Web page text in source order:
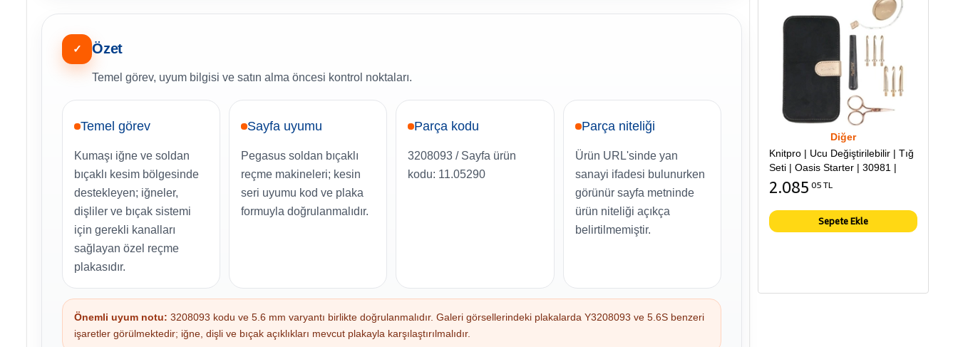
✓ Özet
Temel görev, uyum bilgisi ve satın alma öncesi kontrol noktaları.
Temel görev
Kumaşı iğne ve soldan
bıçaklı kesim bölgesinde
destekleyen; iğneler,
dişliler ve bıçak sistemi
için gerekli kanalları
sağlayan özel reçme
plakasıdır.
Sayfa uyumu
Pegasus soldan bıçaklı
reçme makineleri; kesin
seri uyumu kod ve plaka
formuyla doğrulanmalıdır.
Parça kodu
3208093 / Sayfa ürün
kodu: 11.05290
Parça niteliği
Ürün URL'sinde yan
sanayi ifadesi bulunurken
görünür sayfa metninde
ürün niteliği açıkça
belirtilmemiştir.
Önemli uyum notu: 3208093 kodu ve 5.6 mm varyantı birlikte doğrulanmalıdır. Galeri görsellerindeki plakalarda Y3208093 ve 5.6S benzeri
işaretler görülmektedir; iğne, dişli ve bıçak açıklıkları mevcut plakayla karşılaştırılmalıdır.
Diğer
Knitpro | Ucu Değiştirilebilir | Tığ
Seti | Oasis Starter | 30981 |
2.085 05 TL
Sepete Ekle